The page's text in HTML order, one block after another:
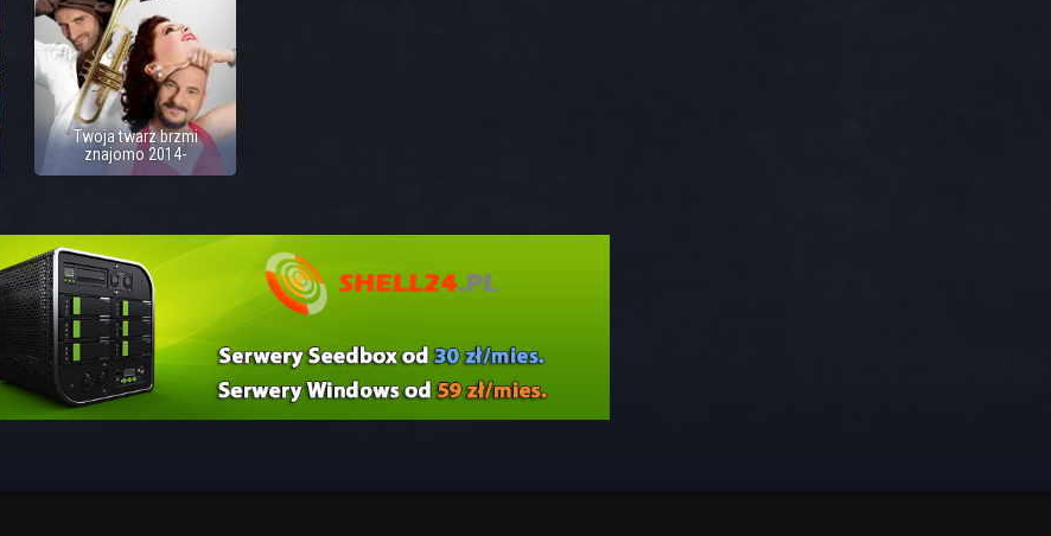
Twoja twarz brzmi
znajomo 2014-